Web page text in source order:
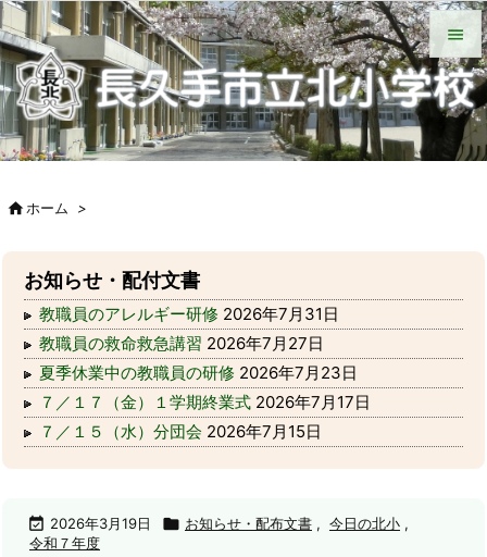


メニュ

サイド


検索
HOME 北小について 今日の北小 緊急時の対応
各種説明会
ＰＴＡ手帳（Web版）
ＰＴＡの窓
いじめ防止基本方針
学校からの配付物（学年別）
タブレット端末wifi接続手段
ホーム >
お知らせ・配付文書
教職員のアレルギー研修 2026年7月31日
教職員の救命救急講習 2026年7月27日
夏季休業中の教職員の研修 2026年7月23日
７／１７（金）１学期終業式 2026年7月17日
７／１５（水）分団会 2026年7月15日
 2026年3月19日  お知らせ・配布文書 , 今日の北小 ,
令和７年度